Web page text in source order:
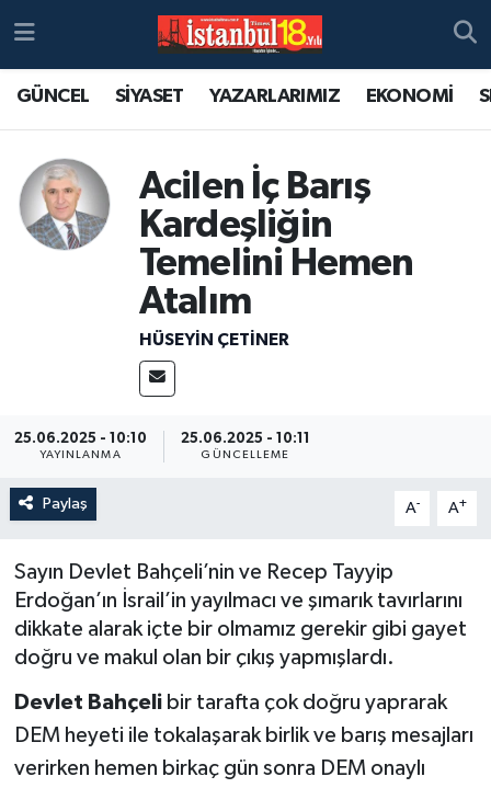
GÜNCEL SİYASET YAZARLARIMIZ EKONOMİ
Acilen İç Barış
Kardeşliğin
Temelini Hemen
Atalım
HÜSEYIN ÇETİNER
25.06.2025 - 10:10
YAYINLANMA
25.06.2025 - 10:11
GÜNCELLEME
Paylaş A- A+
Sayın Devlet Bahçeli’nin ve Recep Tayyip
Erdoğan’ın İsrail’in yayılmacı ve şımarık tavırlarını
dikkate alarak içte bir olmamız gerekir gibi gayet
doğru ve makul olan bir çıkış yapmışlardı.
Devlet Bahçelibir tarafta çok doğru yaprarak
DEM heyeti ile tokalaşarak birlik ve barış mesajları
verirken hemen birkaç gün sonra DEM onaylı